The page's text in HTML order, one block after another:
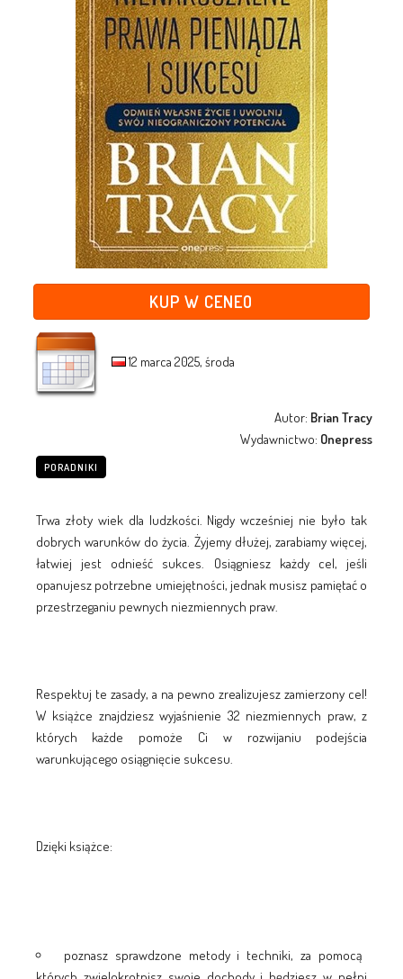
KUP W CENEO
12 marca 2025, środa
Autor: Brian Tracy
Wydawnictwo: Onepress
PORADNIKI
Trwa złoty wiek dla ludzkości. Nigdy wcześniej nie było tak
dobrych warunków do życia. Żyjemy dłużej, zarabiamy więcej,
łatwiej jest odnieść sukces. Osiągniesz każdy cel, jeśli
opanujesz potrzebne umiejętności, jednak musisz pamiętać o
przestrzeganiu pewnych niezmiennych praw.
Respektuj te zasady, a na pewno zrealizujesz zamierzony cel!
W książce znajdziesz wyjaśnienie 32 niezmiennych praw, z
których każde pomoże Ci w rozwijaniu podejścia
warunkującego osiągnięcie sukcesu.
Dzięki książce:
poznasz sprawdzone metody i techniki, za pomocą